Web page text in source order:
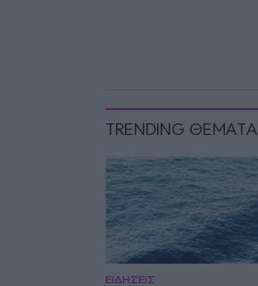
TRENDING ΘΕΜΑΤΑ
ΕΙΔΗΣΕΙΣ